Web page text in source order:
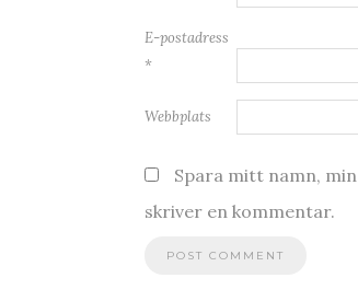
E-postadress
*
Webbplats
Spara mitt namn,
skriver en kommentar.